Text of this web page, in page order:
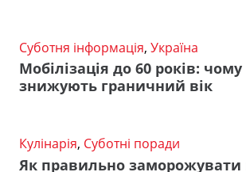
Суботня інформація, Україна
Мобілізація до 60 років: чому
знижують граничний вік
Кулінарія, Суботні поради
Як правильно заморожувати